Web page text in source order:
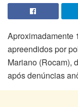
Aproximadamente
apreendidos por
Mariano (Rocam),
após denúncias